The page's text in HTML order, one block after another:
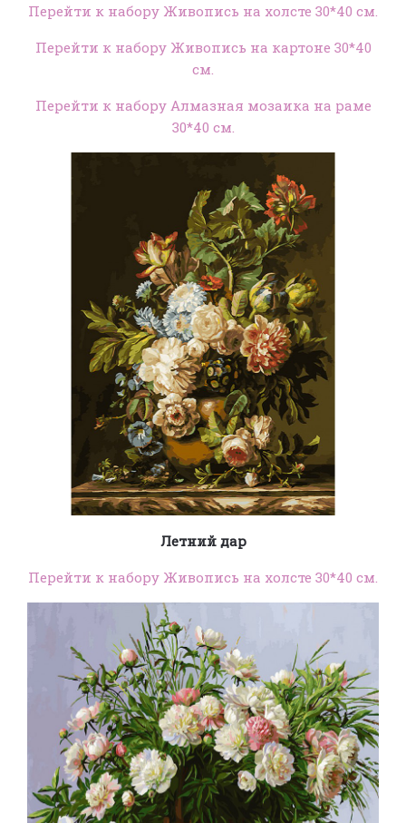
Перейти к набору Живопись на холсте 30*40 см.
Перейти к набору Живопись на картоне 30*40
см.
Перейти к набору Алмазная мозаика на раме
30*40 см.
Летний дар
Перейти к набору Живопись на холсте 30*40 см.